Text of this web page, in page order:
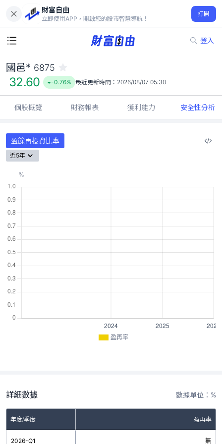
財富自由
立即使用APP，開啟您的股市智慧導航！
打開
登入
32.60
-0.76%
國邑* 6875
32.60 -0.76% 最近更新時間： 2026/08/07 05:30
個股概覽 財務報表 獲利能力 安全性分析
盈餘再投資比率
近5年
盈再率
詳細數據 數據單位：%
年度/季度 盈再率
2026-Q1 無